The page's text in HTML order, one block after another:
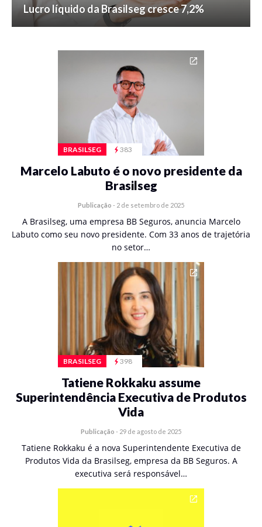
Lucro líquido da Brasilseg cresce 7,2%
BRASILSEG 383
Marcelo Labuto é o novo presidente da
Brasilseg
Publicação - 2 de setembro de 2025
A Brasilseg, uma empresa BB Seguros, anuncia Marcelo
Labuto como seu novo presidente. Com 33 anos de trajetória
no setor…
BRASILSEG 398
Tatiene Rokkaku assume
Superintendência Executiva de Produtos
Vida
Publicação - 29 de agosto de 2025
Tatiene Rokkaku é a nova Superintendente Executiva de
Produtos Vida da Brasilseg, empresa da BB Seguros. A
executiva será responsável…